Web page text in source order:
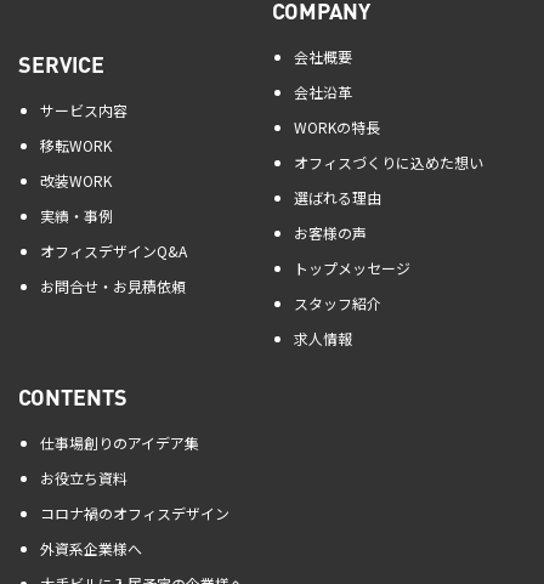
SERVICE
サービス内容
移転WORK
改装WORK
実績・事例
オフィスデザインQ&A
お問合せ・お見積依頼
COMPANY
会社概要
会社沿革
WORKの特長
オフィスづくりに込めた想い
選ばれる理由
お客様の声
トップメッセージ
スタッフ紹介
求人情報
CONTENTS
仕事場創りのアイデア集
お役立ち資料
コロナ禍のオフィスデザイン
外資系企業様へ